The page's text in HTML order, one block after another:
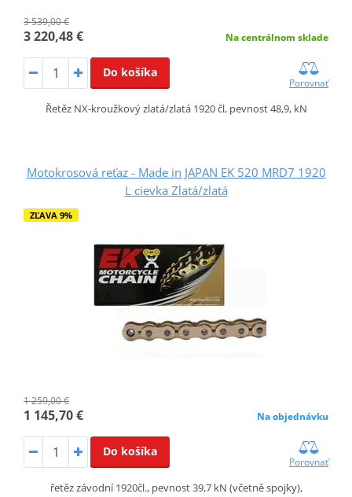
3 539,00 €
3 220,48 € Na centrálnom sklade
Do košíka
Porovnať
Řetěz NX-kroužkový zlatá/zlatá 1920 čl, pevnost 48,9, kN
Motokrosová reťaz - Made in JAPAN EK 520 MRD7 1920
L cievka Zlatá/zlatá
ZĽAVA 9%
1 259,00 €
1 145,70 € Na objednávku
Do košíka
Porovnať
řetěz závodní 1920čl., pevnost 39,7 kN (včetně spojky),